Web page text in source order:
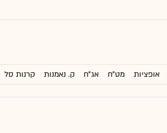
אופציות מט"ח אג"ח ק. נאמנות קרנות סל